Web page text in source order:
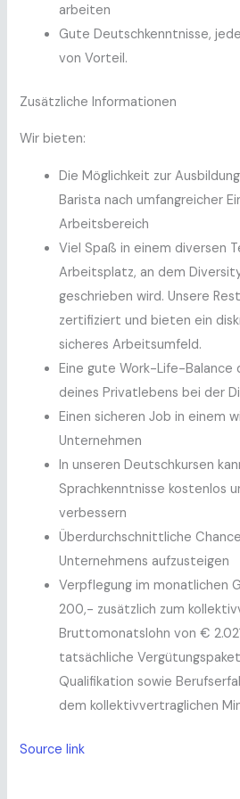
arbeiten
Gute Deutschkenntnisse,
von Vorteil.
Zusätzliche Informationen
Wir bieten:
Die Möglichkeit zur
Barista nach umfangreicher
Arbeitsbereich
Viel Spaß in einem diversen
Arbeitsplatz, an dem
geschrieben wird. Unsere
zertifiziert und bieten ein
sicheres Arbeitsumfeld.
Eine gute Work-Life-Balance
deines Privatlebens bei der
Einen sicheren Job in einem
Unternehmen
In unseren Deutschkursen
Sprachkenntnisse kostenlos
verbessern
Überdurchschnittliche
Unternehmens aufzusteigen
Verpflegung im monatlichen
200,- zusätzlich zum
Bruttomonatslohn von €
tatsächliche
Qualifikation sowie
dem kollektivvertraglichen
Source link